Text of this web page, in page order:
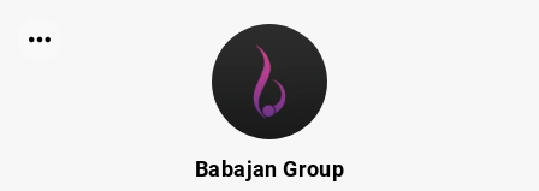
Babajan Group